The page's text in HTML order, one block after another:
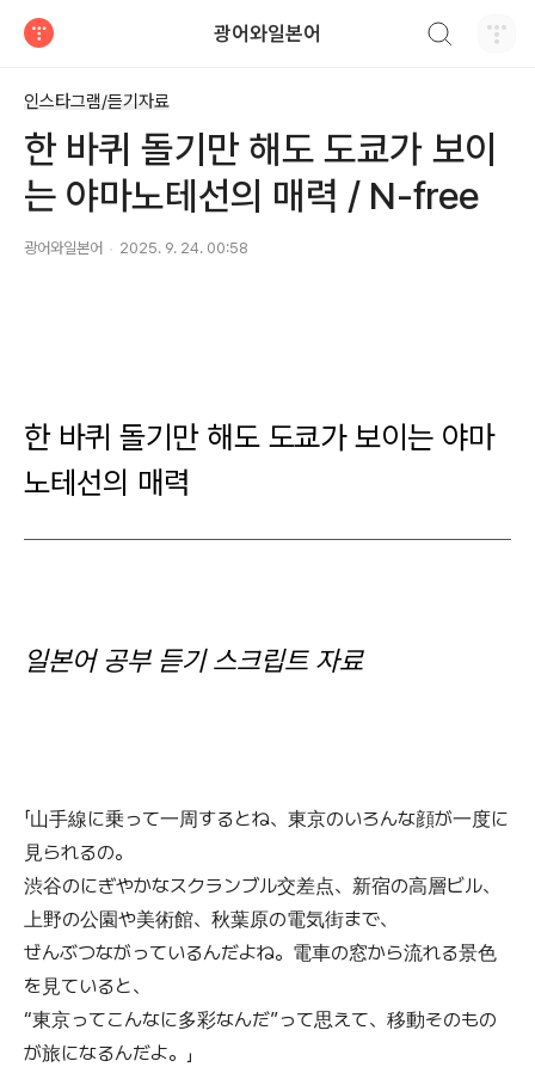
광어와일본어
인스타그램/듣기자료
한 바퀴 돌기만 해도 도쿄가 보이
는 야마노테선의 매력 / N-free
광어와일본어 2025. 9. 24. 00:58
한 바퀴 돌기만 해도 도쿄가 보이는 야마
노테선의 매력
일본어 공부 듣기 스크립트 자료
「山手線に乗って一周するとね、東京のいろんな顔が一度に
見られるの。
渋谷のにぎやかなスクランブル交差点、新宿の高層ビル、
上野の公園や美術館、秋葉原の電気街まで、
ぜんぶつながっているんだよね。電車の窓から流れる景色
を見ていると、
“東京ってこんなに多彩なんだ”って思えて、移動そのもの
が旅になるんだよ。」